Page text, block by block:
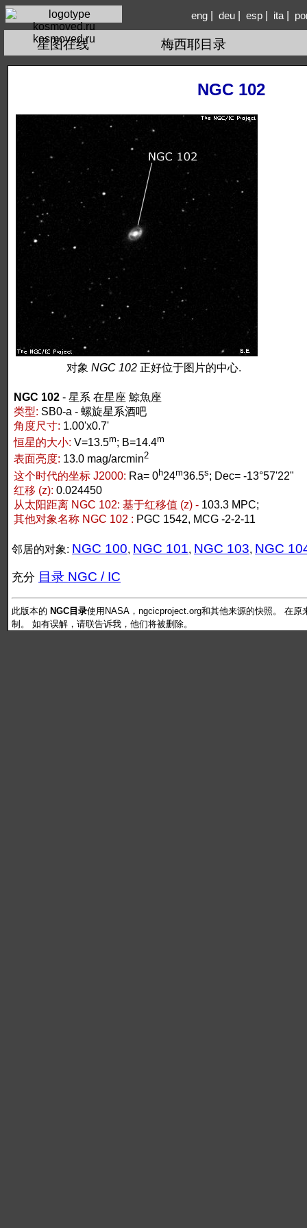
kosmoved.ru
eng| deu| esp| ita|
星图在线 梅西耶目录
NGC 102
对象 NGC 102 正好位于图片的中心.
NGC 102 - 星系 在星座 鯨魚座
类型: SB0-a - 螺旋星系酒吧
角度尺寸: 1.00'x0.7'
恒星的大小: V=13.5m; B=14.4m
表面亮度: 13.0 mag/arcmin2
这个时代的坐标 J2000: Ra= 0h24m36.5s; Dec= -13°57'22"
红移 (z): 0.024450
从太阳距离 NGC 102: 基于红移值 (z) - 103.3 MPC;
其他对象名称 NGC 102 : PGC 1542, MCG -2-2-11
邻居的对象: NGC 100, NGC 101, NGC 103, NGC
充分 目录 NGC / IC
此版本的 NGC目录使用NASA，ngcicproject.org和其他来源的快照。 在原
制。 如有误解，请联告诉我，他们将被删除。